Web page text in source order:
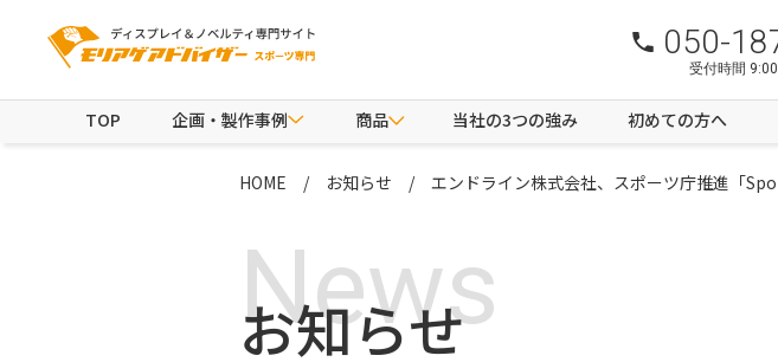
050-
受付時間
TOP 企画・製作事例 商品 当社の3つの強み 初めての方へ
HOME お知らせ エンドライン株式会社、スポーツ庁推進「
お知らせ
News